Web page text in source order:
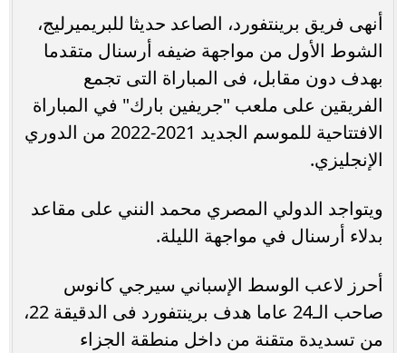
أنهى فريق برينتفورد، الصاعد حديثا للبريميرليج،
الشوط الأول من مواجهة ضيفه أرسنال متقدما
بهدف دون مقابل، فى المباراة التى تجمع
الفريقين على ملعب "جريفين بارك" في المباراة
الافتتاحية للموسم الجديد 2021-2022 من الدوري
الإنجليزي.
ويتواجد الدولي المصري محمد النني على مقاعد
بدلاء أرسنال في مواجهة الليلة.
أحرز لاعب الوسط الإسباني سيرجي كانوس
صاحب الـ24 عاما هدف برينتفورد فى الدقيقة 22،
من تسديدة متقنة من داخل منطقة الجزاء